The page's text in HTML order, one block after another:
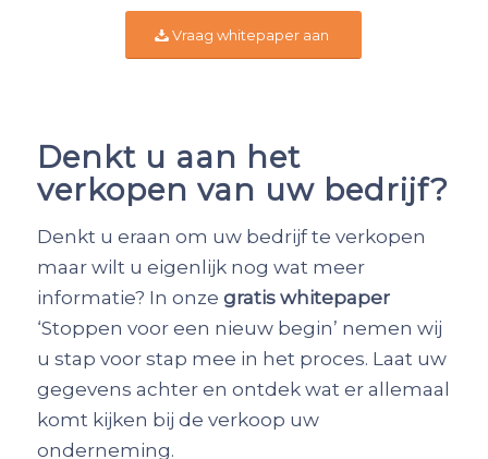
Vraag whitepaper aan
Denkt u aan het
verkopen van uw bedrijf?
Denkt u eraan om uw bedrijf te verkopen
maar wilt u eigenlijk nog wat meer
informatie? In onze gratis whitepaper
‘Stoppen voor een nieuw begin’ nemen wij
u stap voor stap mee in het proces. Laat uw
gegevens achter en ontdek wat er allemaal
komt kijken bij de verkoop uw
onderneming.